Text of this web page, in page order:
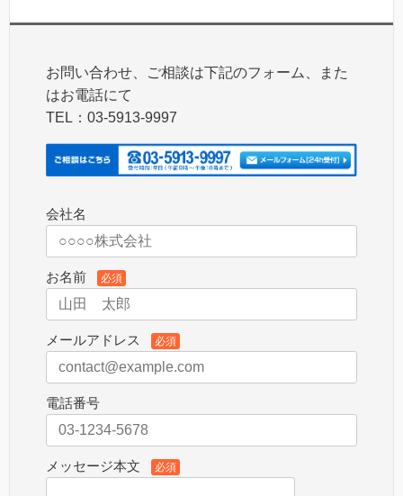
お問い合わせ、ご相談は下記のフォーム、また
はお電話にて
TEL：03-5913-9997
会社名
お名前 必須
メールアドレス 必須
電話番号
メッセージ本文 必須